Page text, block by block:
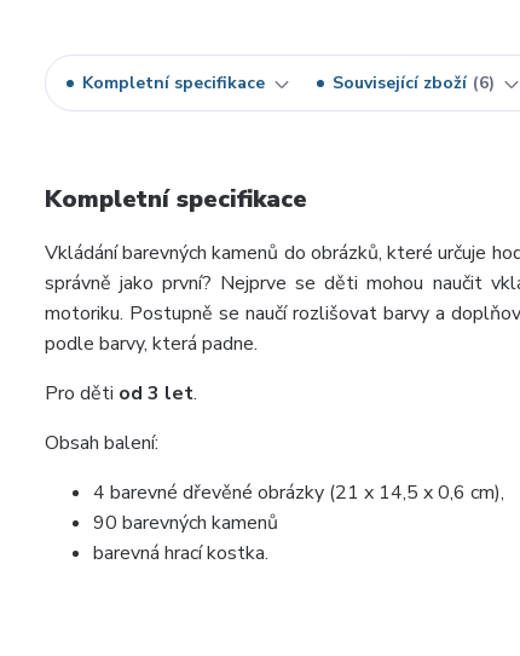
Kompletní specifikace Související zboží 6
Kompletní specifikace
Vkládání barevných kamenů do obrázků, které určuje
správně jako první? Nejprve se děti mohou naučit
motoriku. Postupně se naučí rozlišovat barvy a
podle barvy, která padne.
Pro děti od 3 let.
Obsah balení:
4 barevné dřevěné obrázky (21 x 14,5 x 0,6 cm),
90 barevných kamenů
barevná hrací kostka.